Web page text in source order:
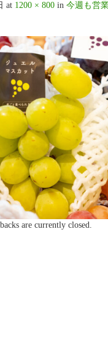
at 1200 × 800 in 今週も営
are currently closed.